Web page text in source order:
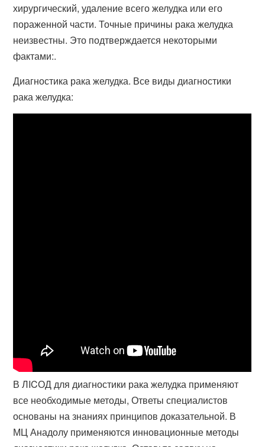
хирургический, удаление всего желудка или его
пораженной части. Точные причины рака желудка
неизвестны. Это подтверждается некоторыми
фактами:.
Диагностика рака желудка. Все виды диагностики
рака желудка:
В ЛICОД для диагностики рака желудка применяют
все необходимые методы​, Ответы специалистов
основаны на знаниях принципов доказательной. В
МЦ Анадолу применяются инновационные методы